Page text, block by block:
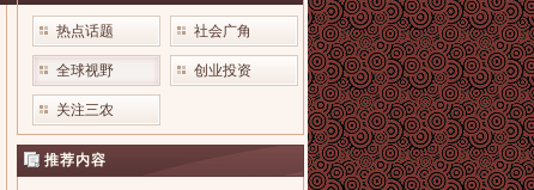
热点话题 社会广角
全球视野 创业投资
关注三农
推荐内容